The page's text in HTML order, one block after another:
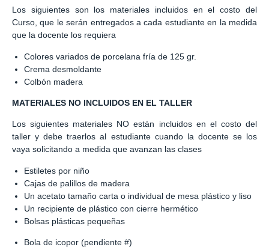
Los siguientes son los materiales incluidos en el costo del
Curso, que le serán entregados a cada estudiante en la medida
que la docente los requiera
Colores variados de porcelana fría de 125 gr.
Crema desmoldante
Colbón madera
MATERIALES NO INCLUIDOS EN EL TALLER
Los siguientes materiales NO están incluidos en el costo del
taller y debe traerlos al estudiante cuando la docente se los
vaya solicitando a medida que avanzan las clases
Estiletes por niño
Cajas de palillos de madera
Un acetato tamaño carta o individual de mesa plástico y liso
Un recipiente de plástico con cierre hermético
Bolsas plásticas pequeñas
Bola de icopor (pendiente #)